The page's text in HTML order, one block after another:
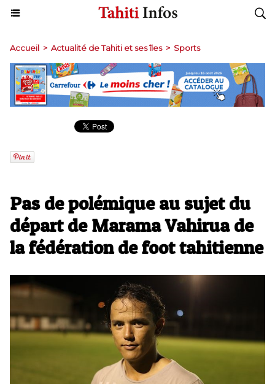
Accueil > Actualité de Tahiti et ses îles > Sports
Pas de polémique au sujet du
départ de Marama Vahirua de
la fédération de foot tahitienne